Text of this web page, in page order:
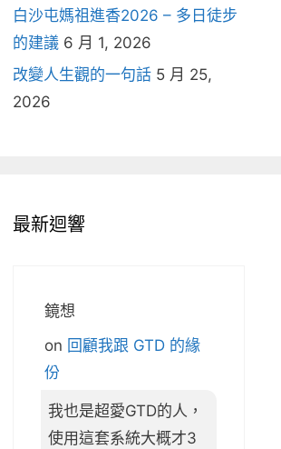
白沙屯媽祖進香2026 – 多日徒步
的建議 6 月 1, 2026
改變人生觀的一句話 5 月 25,
2026
最新迴響
鏡想
on 回顧我跟 GTD 的緣
份
我也是超愛GTD的人，
使用這套系統大概才3